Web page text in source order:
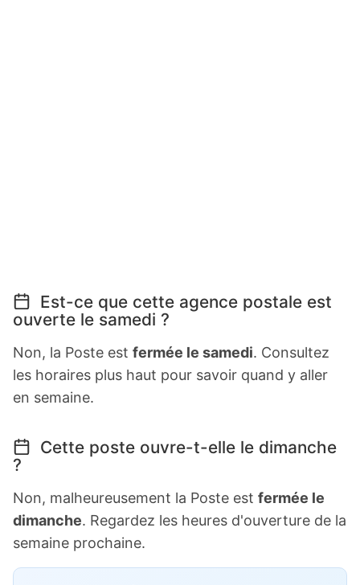
Est-ce que cette agence postale est
ouverte le samedi ?
Non, la Poste est fermée le samedi. Consultez
les horaires plus haut pour savoir quand y aller
en semaine.
Cette poste ouvre-t-elle le dimanche
?
Non, malheureusement la Poste est fermée le
dimanche. Regardez les heures d'ouverture de la
semaine prochaine.